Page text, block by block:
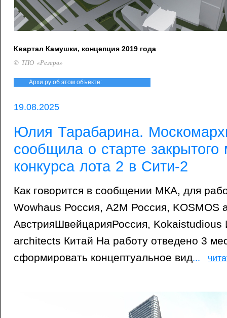
Квартал Камушки, концепция 2019 года
© ТПО «Резерв»
Архи.ру об этом объекте:
19.08.2025
Юлия Тарабарина.
сообщила о старте закрытого
конкурса лота 2 в Сити-2
Как говорится в сообщении МКА, для
Wowhaus Россия, A2M Россия, KOSMOS
АвстрияШвейцарияРоссия, Kokaistudious
architects Китай На работу отведено 3
сформировать концептуальное вид...